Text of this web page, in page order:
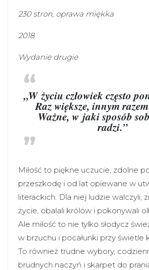
230 stron, oprawa miękka
2018
Wydanie drugie
„W życiu człowiek często
Raz większe, innym
Ważne, w jaki sposób
radzi.”
Miłość to piękne uczucie, zdolne
przeszkodę i od lat opiewane w
literackich. Dla niej ludzie walczyli,
życie, obalali królów i pokonywali
Ale miłość to nie tylko słodycz
w brzuchu i pocałunki przy świetle
To również trudne wybory,
brudnych naczyń i skarpet do